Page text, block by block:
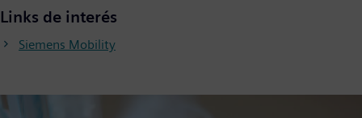
Links de interés
Siemens Mobility